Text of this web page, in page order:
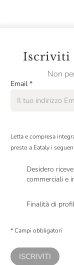
Iscriviti
Non
Email *
Letta e compresa
presto a Eataly i
Desidero
commerciali e
Finalità di
comunicazioni
* Campi obbligatori
ISCRIVITI